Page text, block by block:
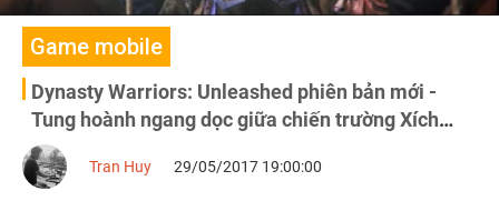
Game mobile
Dynasty Warriors: Unleashed phiên bản mới -
Tung hoành ngang dọc giữa chiến trường Xích
Bích
Tran Huy 29/05/2017 19:00:00